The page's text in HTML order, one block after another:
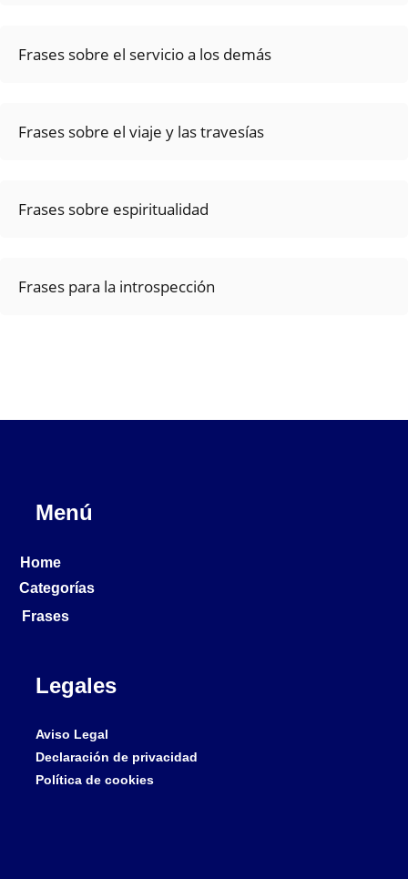
Frases sobre el servicio a los demás
Frases sobre el viaje y las travesías
Frases sobre espiritualidad
Frases para la introspección
Menú
Home
Categorías
Frases
Legales
Aviso Legal
Declaración de privacidad
Política de cookies